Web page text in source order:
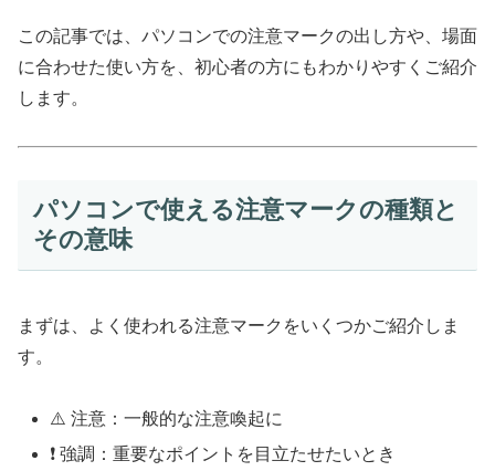
この記事では、パソコンでの注意マークの出し方や、場面
に合わせた使い方を、初心者の方にもわかりやすくご紹介
します。
パソコンで使える注意マークの種類と
その意味
まずは、よく使われる注意マークをいくつかご紹介しま
す。
⚠️ 注意：一般的な注意喚起に
❗ 強調：重要なポイントを目立たせたいとき